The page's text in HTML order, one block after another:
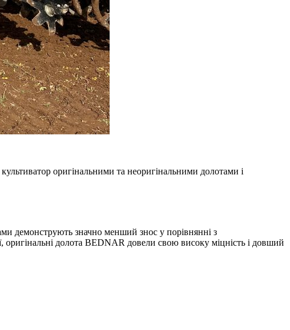
оригінальними та неоригінальними долотами і
демонструють значно менший знос у порівнянні з
оригінальні долота BEDNAR довели свою високу міцність і довший